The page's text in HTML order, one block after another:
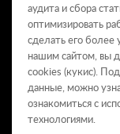
© 2009–2026
Данный интернет-
является
437 ГК РФ. Для
дилерские центры.
аудита и сбора
оптимизировать
сделать его
нашим сайтом, вы
cookies (кукиc).
данные, можно
ознакомиться с
технологиями.